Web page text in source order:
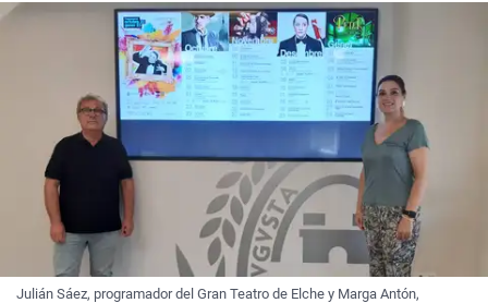
Julián Sáez, programador del Gran Teatro de Elche y Marga Antón,